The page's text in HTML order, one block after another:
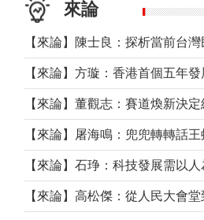
來論
【來論】董觀志：賽道煥新決